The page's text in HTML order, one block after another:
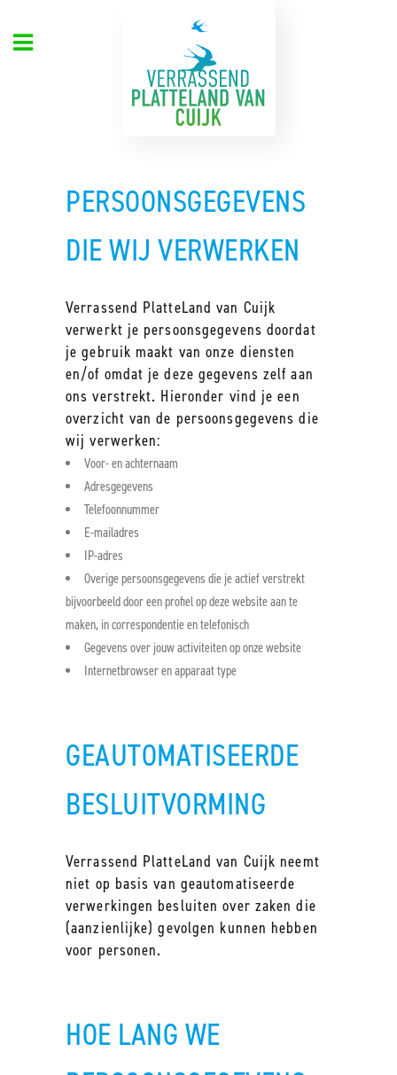
PERSOONSGEGEVENS
DIE WIJ VERWERKEN
Verrassend PlatteLand van Cuijk
verwerkt je persoonsgegevens doordat
je gebruik maakt van onze diensten
en/of omdat je deze gegevens zelf aan
ons verstrekt. Hieronder vind je een
overzicht van de persoonsgegevens die
wij verwerken:
Voor- en achternaam
Adresgegevens
Telefoonnummer
E-mailadres
IP-adres
Overige persoonsgegevens die je actief verstrekt
bijvoorbeeld door een profiel op deze website aan te
maken, in correspondentie en telefonisch
Gegevens over jouw activiteiten op onze website
Internetbrowser en apparaat type
GEAUTOMATISEERDE
BESLUITVORMING
Verrassend PlatteLand van Cuijk neemt
niet op basis van geautomatiseerde
verwerkingen besluiten over zaken die
(aanzienlijke) gevolgen kunnen hebben
voor personen.
HOE LANG WE